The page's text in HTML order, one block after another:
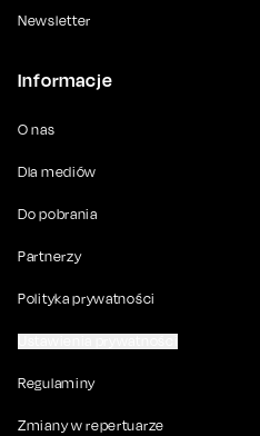
Newsletter
Informacje
O nas
Dla mediów
Do pobrania
Partnerzy
Polityka prywatności
Regulaminy
Zmiany w repertuarze